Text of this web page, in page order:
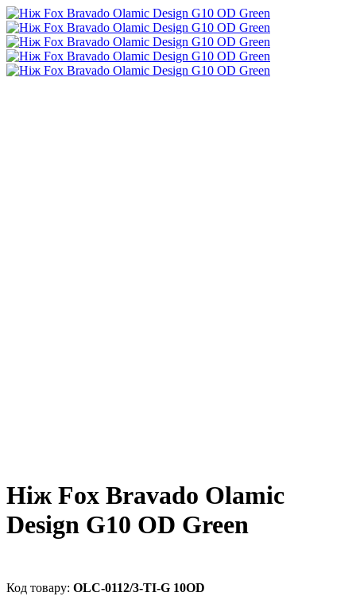
Ніж Fox Bravado Olamic
Design G10 OD Green
OLC-0112/3-TI-G 10OD